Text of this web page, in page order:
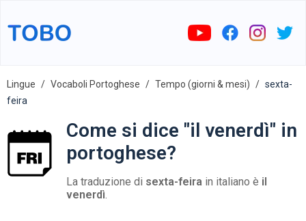
Lingue Vocaboli Portoghese Tempo (giorni & mesi)
sexta-
feira
Come si dice "il venerdì" in
portoghese?
La traduzione di sexta-feira in italiano è il
venerdì.